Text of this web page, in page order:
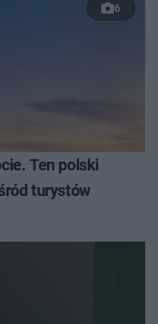
6
Ten polski
turystów